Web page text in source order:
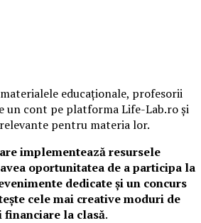
educaționale, profesorii
un cont pe platforma Life-Lab.ro și
pentru materia lor.
implementează resursele
oportunitatea de a participa la
dedicate și un concurs
cele mai creative moduri de
financiare la clasă.